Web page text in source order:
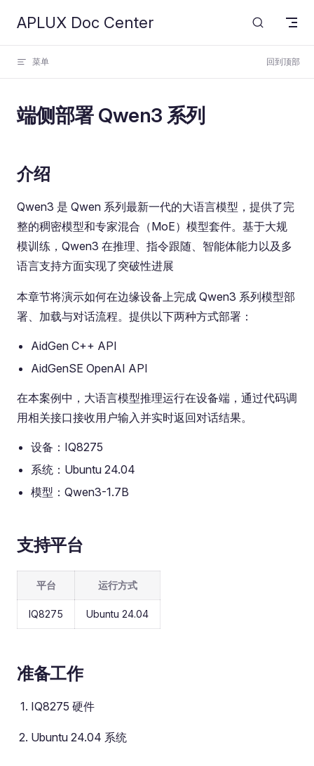
Skip to content
APLUX Doc Center
菜单 回到顶部
端侧部署 Qwen3 系列
介绍
Qwen3 是 Qwen 系列最新一代的大语言模型，提供了完
整的稠密模型和专家混合（MoE）模型套件。基于大规
模训练，Qwen3 在推理、指令跟随、智能体能力以及多
语言支持方面实现了突破性进展
本章节将演示如何在边缘设备上完成 Qwen3 系列模型部
署、加载与对话流程。提供以下两种方式部署：
AidGen C++ API
AidGenSE OpenAI API
在本案例中，大语言模型推理运行在设备端，通过代码调
用相关接口接收用户输入并实时返回对话结果。
设备：IQ8275
系统：Ubuntu 24.04
模型：Qwen3-1.7B
支持平台
平台 运行方式
IQ8275 Ubuntu 24.04
准备工作
IQ8275 硬件
Ubuntu 24.04 系统